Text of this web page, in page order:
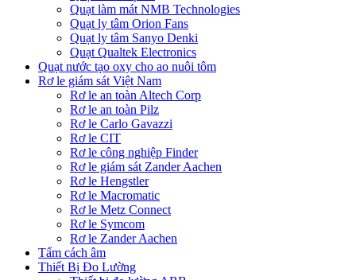
Quạt làm mát NMB Technologies
Quạt ly tâm Orion Fans
Quạt ly tâm Sanyo Denki
Quạt Qualtek Electronics
Quạt nước tạo oxy cho ao nuôi tôm
Rơ le giám sát Việt Nam
Rơ le an toàn Altech Corp
Rơ le an toàn Pilz
Rơ le Carlo Gavazzi
Rơ le CIT
Rơ le công nghiệp Finder
Rơ le giám sát Zander Aachen
Rơ le Hengstler
Rơ le Macromatic
Rơ le Metz Connect
Rơ le Symcom
Rơ le Zander Aachen
Tấm cách âm
Thiết Bị Đo Lường